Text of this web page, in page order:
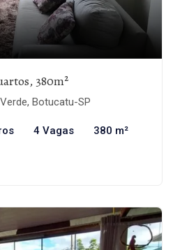
380m²
Botucatu-SP
4 Vagas 380 m²